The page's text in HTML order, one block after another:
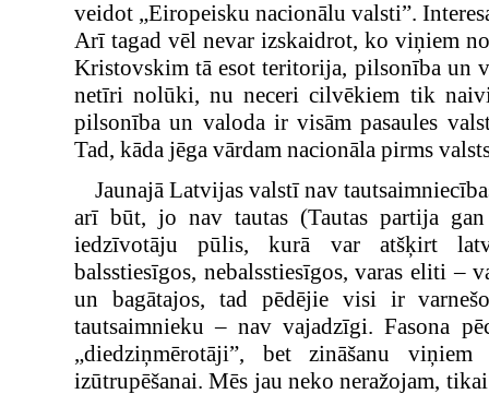
veidot „Eiropeisku nacionālu valsti”.
Arī tagad vēl nevar izskaidrot, ko viņiem
Kristovskim tā esot teritorija, pilsonība un
netīri nolūki, nu neceri cilvēkiem tik naivi
pilsonība un valoda ir visām pasaules
Tad, kāda jēga vārdam nacionāla pirms
Jaunajā Latvijas valstī nav
arī būt, jo nav tautas (Tautas partija
iedzīvotāju pūlis, kurā var atšķirt
balsstiesīgos, nebalsstiesīgos, varas eliti –
un bagātajos, tad pēdējie visi ir
tautsaimnieku – nav vajadzīgi. Fasona
„diedziņmērotāji”, bet zināšanu
izūtrupēšanai. Mēs jau neko neražojam,